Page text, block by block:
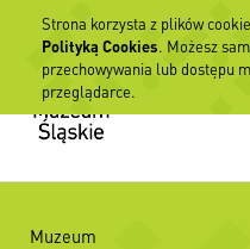
Muzeum
Strona korzysta z plików
Polityką Cookies. Możesz
przechowywania lub dostępu
przeglądarce.